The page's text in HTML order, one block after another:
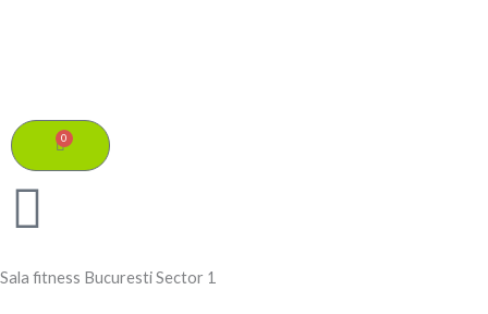
0
Cart
Sala fitness Bucuresti Sector 1